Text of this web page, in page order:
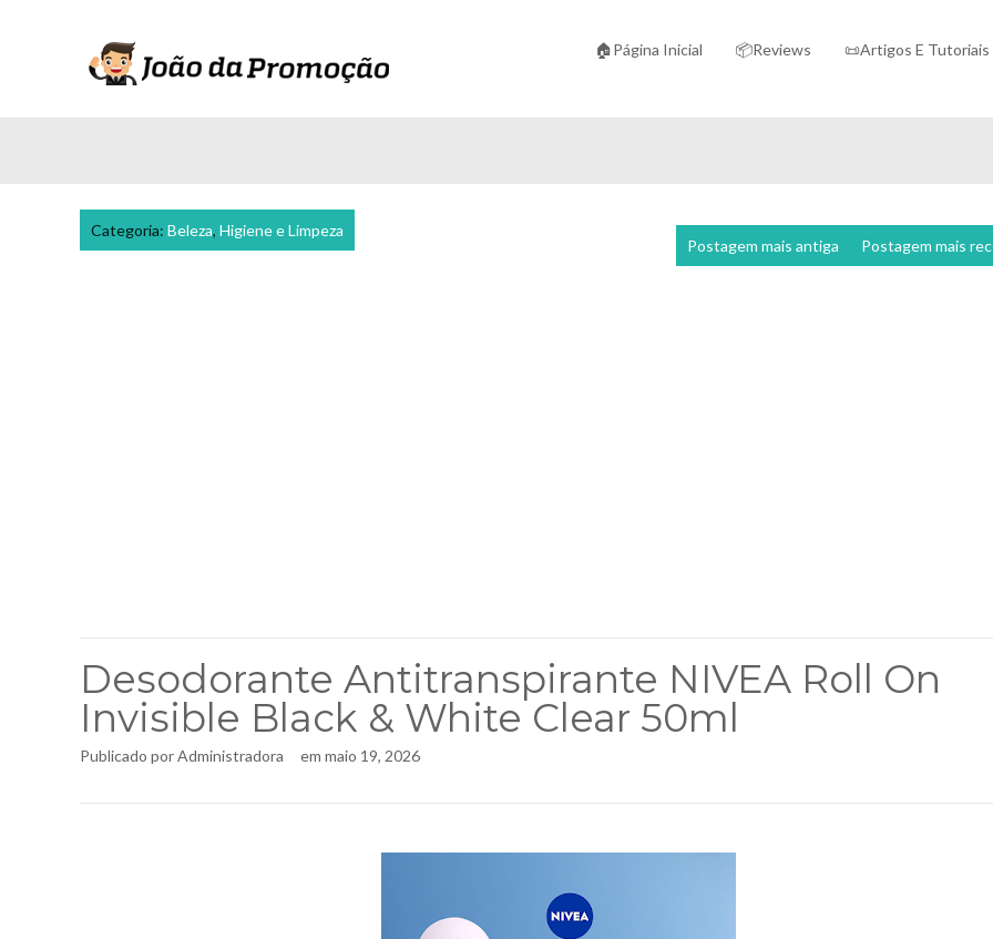
🏠Página Inicial 📦Reviews 📜Artigos E Tutoriais
Categoria: Beleza, Higiene e Limpeza
Postagem mais
Postagem mais antiga
Desodorante Antitranspirante NIVEA Roll On
Invisible Black & White Clear 50ml
Publicado porAdministradora em maio 19, 2026